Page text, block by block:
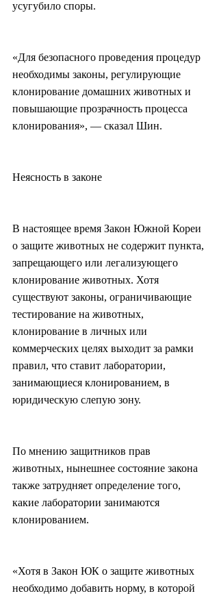
усугубило споры.
«Для безопасного проведения процедур
необходимы законы, регулирующие
клонирование домашних животных и
повышающие прозрачность процесса
клонирования», — сказал Шин.
Неясность в законе
В настоящее время Закон Южной Кореи
о защите животных не содержит пункта,
запрещающего или легализующего
клонирование животных. Хотя
существуют законы, ограничивающие
тестирование на животных,
клонирование в личных или
коммерческих целях выходит за рамки
правил, что ставит лаборатории,
занимающиеся клонированием, в
юридическую слепую зону.
По мнению защитников прав
животных, нынешнее состояние закона
также затрудняет определение того,
какие лаборатории занимаются
клонированием.
«Хотя в Закон ЮК о защите животных
необходимо добавить норму, в которой